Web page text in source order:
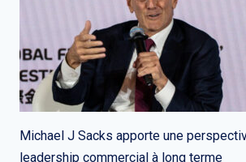
Michael J Sacks apporte une
leadership commercial à long terme